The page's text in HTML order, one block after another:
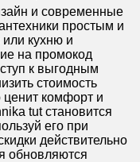
и современные
простым и
кухню и
на промокод
к выгодным
стоимость
ценит комфорт и
tut становится
его при
действительно
обновляются